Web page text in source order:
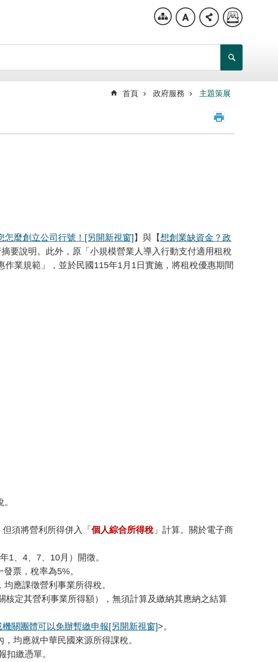
首頁 政府服務 主題策展
麼創立公司行號！ [另開新視窗] 】與【想創業缺資金？政
要說明。此外，原「小規模營業人導入行動支付適用租稅
業規範」，並於民國115年1月1日實施，將租稅優惠期間
須將營利所得併入「 個人綜合所得稅 」計算。關於電子商
1、4、7、10月）開徵。
票，稅率為5%。
應課徵營利事業所得稅。
核定其營利事業所得額），無須計算及繳納其應納之結算
關團體可以免辦暫繳申報[另開新視窗]>。
均應就中華民國來源所得課稅。
扣繳憑單。